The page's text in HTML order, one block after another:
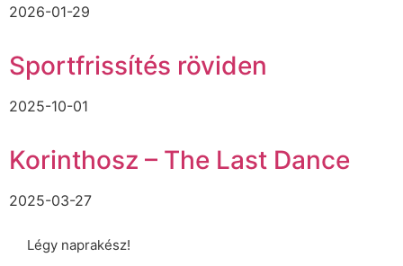
2026-01-29
Sportfrissítés röviden
2025-10-01
Korinthosz – The Last Dance
2025-03-27
Légy naprakész!